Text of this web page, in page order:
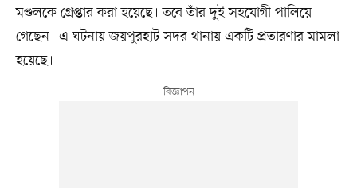
মণ্ডলকে গ্রেপ্তার করা হয়েছে। তবে তাঁর দুই সহযোগী পালিয়ে
গেছেন। এ ঘটনায় জয়পুরহাট সদর থানায় একটি প্রতারণার মামলা
হয়েছে।